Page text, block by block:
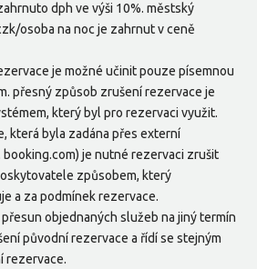
dph ve výši 10%. městský
osoba na noc je zahrnut v ceně
je možné učinit pouze písemnou
přesný způsob zrušení rezervace je
který byl pro rezervaci využit.
která byla zadána přes externí
je nutné rezervaci zrušit
způsobem, který
a za podmínek rezervace.
objednaných služeb na jiný termín
původní rezervace a řídí se stejným
rezervace.